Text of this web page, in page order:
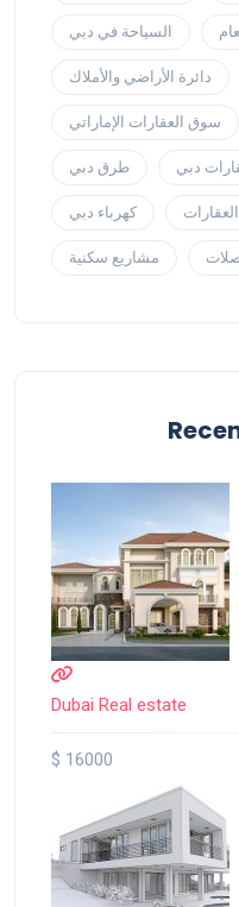
السياحة في دبي
دائرة الأراضي والأملاك
سوق العقارات الإماراتي
طرق دبي دبي
كهرباء دبي
مشاريع سكنية
Dubai Real estate
$ 16000